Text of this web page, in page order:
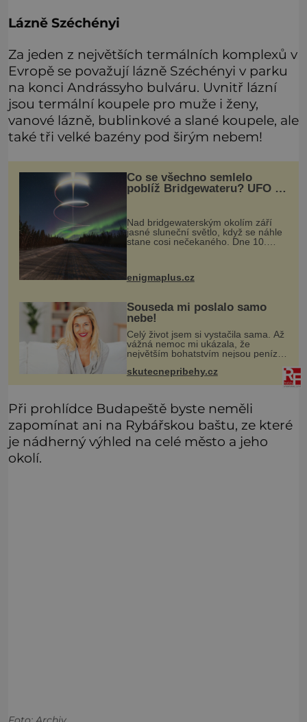
Lázně Széchényi
Za jeden z největších termálních komplexů v
Evropě se považují lázně Széchényi v parku
na konci Andrássyho bulváru. Uvnitř lázní
jsou termální koupele pro muže i ženy,
vanové lázně, bublinkové a slané koupele, ale
také tři velké bazény pod širým nebem!
Co se všechno semlelo
poblíž Bridgewateru? UFO na
Nad bridgewaterským okolím září
jasné sluneční světlo, když se náhle
stane cosi nečekaného. Dne 10.
května roku 1760 v deset hodin
přeletu UFO
enigmaplus.cz
Souseda mi poslalo samo
nebe!
Celý život jsem si vystačila sama. Až
vážná nemoc mi ukázala, že
největším bohatstvím nejsou peníze
ochotný podat pomocnou ruku.
skutecnepribehy.cz
Při prohlídce Budapeště byste neměli
zapomínat ani na Rybářskou baštu, ze které
je nádherný výhled na celé město a jeho
okolí.